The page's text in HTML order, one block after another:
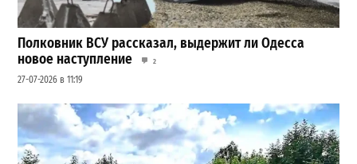
Полковник ВСУ рассказал, выдержит ли Одесса
новое наступление
2
27-07-2026 в 11:19